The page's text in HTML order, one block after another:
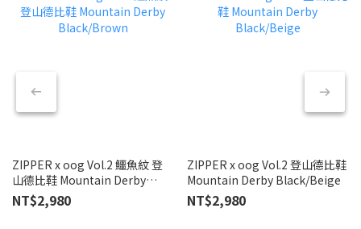
ZIPPER x oog Vol.2 鱷魚紋 登
山德比鞋 Mountain Derby
Black/Brown
NT$2,980
ZIPPER x oog Vol.2 登山德比鞋
Mountain Derby Black/Beige
NT$2,980